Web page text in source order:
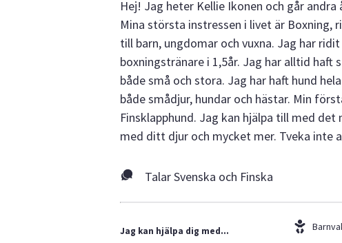
Hej! Jag heter Kellie Ikonen och går
Mina största instressen i livet är Boxning,
till barn, ungdomar och vuxna. Jag har
boxningstränare i 1,5år. Jag har alltid
både små och stora. Jag har haft hund
både smådjur, hundar och hästar. Min
Finsklapphund. Jag kan hjälpa till med
med ditt djur och mycket mer. Tveka inte
Talar Svenska och Finska
Jag kan hjälpa dig med...